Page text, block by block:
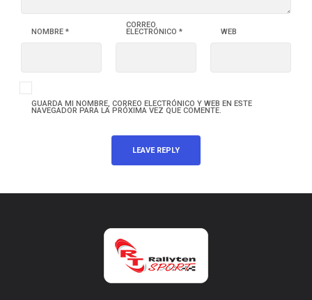
NOMBRE *
CORREO
ELECTRÓNICO * WEB
GUARDA MI NOMBRE, CORREO ELECTRÓNICO Y WEB EN ESTE
NAVEGADOR PARA LA PRÓXIMA VEZ QUE COMENTE.